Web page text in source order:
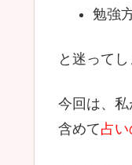
勉強
と迷って
今回は、
含めて占